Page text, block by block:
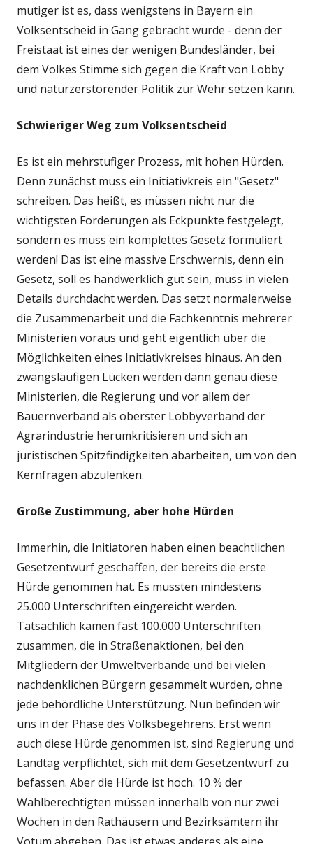
mutiger ist es, dass wenigstens in Bayern ein
Volksentscheid in Gang gebracht wurde - denn der
Freistaat ist eines der wenigen Bundesländer, bei
dem Volkes Stimme sich gegen die Kraft von Lobby
und naturzerstörender Politik zur Wehr setzen kann.
Schwieriger Weg zum Volksentscheid
Es ist ein mehrstufiger Prozess, mit hohen Hürden.
Denn zunächst muss ein Initiativkreis ein "Gesetz"
schreiben. Das heißt, es müssen nicht nur die
wichtigsten Forderungen als Eckpunkte festgelegt,
sondern es muss ein komplettes Gesetz formuliert
werden! Das ist eine massive Erschwernis, denn ein
Gesetz, soll es handwerklich gut sein, muss in vielen
Details durchdacht werden. Das setzt normalerweise
die Zusammenarbeit und die Fachkenntnis mehrerer
Ministerien voraus und geht eigentlich über die
Möglichkeiten eines Initiativkreises hinaus. An den
zwangsläufigen Lücken werden dann genau diese
Ministerien, die Regierung und vor allem der
Bauernverband als oberster Lobbyverband der
Agrarindustrie herumkritisieren und sich an
juristischen Spitzfindigkeiten abarbeiten, um von den
Kernfragen abzulenken.
Große Zustimmung, aber hohe Hürden
Immerhin, die Initiatoren haben einen beachtlichen
Gesetzentwurf geschaffen, der bereits die erste
Hürde genommen hat. Es mussten mindestens
25.000 Unterschriften eingereicht werden.
Tatsächlich kamen fast 100.000 Unterschriften
zusammen, die in Straßenaktionen, bei den
Mitgliedern der Umweltverbände und bei vielen
nachdenklichen Bürgern gesammelt wurden, ohne
jede behördliche Unterstützung. Nun befinden wir
uns in der Phase des Volksbegehrens. Erst wenn
auch diese Hürde genommen ist, sind Regierung und
Landtag verpflichtet, sich mit dem Gesetzentwurf zu
befassen. Aber die Hürde ist hoch. 10 % der
Wahlberechtigten müssen innerhalb von nur zwei
Wochen in den Rathäusern und Bezirksämtern ihr